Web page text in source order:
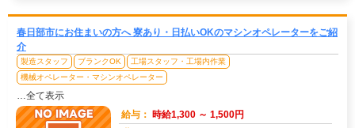
春日部市にお住まいの方へ 寮あり・日払いOKのマシンオペレーターをご紹
介
製造スタッフ ブランクOK
工場スタッフ・工場内作業
機械オペレーター・マシンオペレーター
…全て表示
給与： 時給1,300 ～ 1,500円